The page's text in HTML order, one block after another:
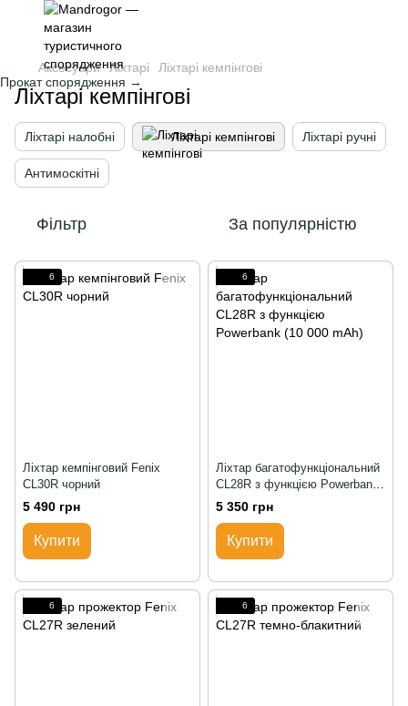
Прокат спорядження →
Аксесуари Ліхтарі Ліхтарі кемпінгові
Ліхтарі кемпінгові
Ліхтарі налобні Ліхтарі кемпінгові Ліхтарі ручні
Антимоскітні
Фільтр За популярністю
6
Ліхтар кемпінговий Fenix
CL30R чорний
5 490 грн
Купити
6
Ліхтар багатофункціональний
CL28R з функцією Powerbank
(10 000 mAh)
5 350 грн
Купити
6 6